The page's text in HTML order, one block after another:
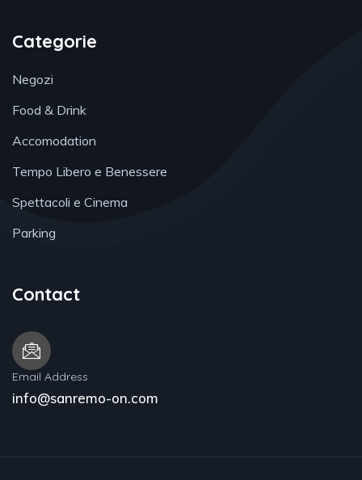
Categorie
Negozi
Food & Drink
Accomodation
Tempo Libero e Benessere
Spettacoli e Cinema
Parking
Contact
Email Address
info@sanremo-on.com